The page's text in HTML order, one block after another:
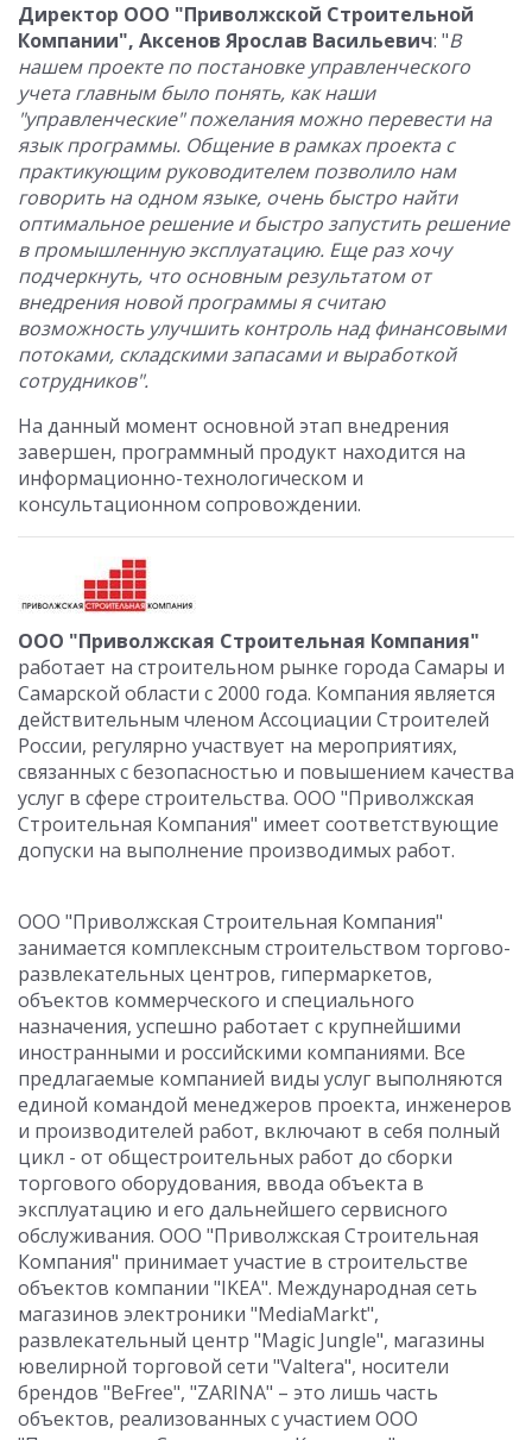
Директор ООО "Приволжской Строительной
Компании", Аксенов Ярослав Васильевич: "В
нашем проекте по постановке управленческого
учета главным было понять, как наши
"управленческие" пожелания можно перевести на
язык программы. Общение в рамках проекта с
практикующим руководителем позволило нам
говорить на одном языке, очень быстро найти
оптимальное решение и быстро запустить решение
в промышленную эксплуатацию. Еще раз хочу
подчеркнуть, что основным результатом от
внедрения новой программы я считаю
возможность улучшить контроль над финансовыми
потоками, складскими запасами и выработкой
сотрудников".
На данный момент основной этап внедрения
завершен, программный продукт находится на
информационно-технологическом и
консультационном сопровождении.
ООО "Приволжская Строительная Компания"
работает на строительном рынке города Самары и
Самарской области с 2000 года. Компания является
действительным членом Ассоциации Строителей
России, регулярно участвует на мероприятиях,
связанных с безопасностью и повышением качества
услуг в сфере строительства. ООО "Приволжская
Строительная Компания" имеет соответствующие
допуски на выполнение производимых работ.
ООО "Приволжская Строительная Компания"
занимается комплексным строительством торгово-
развлекательных центров, гипермаркетов,
объектов коммерческого и специального
назначения, успешно работает с крупнейшими
иностранными и российскими компаниями. Все
предлагаемые компанией виды услуг выполняются
единой командой менеджеров проекта, инженеров
и производителей работ, включают в себя полный
цикл - от общестроительных работ до сборки
торгового оборудования, ввода объекта в
эксплуатацию и его дальнейшего сервисного
обслуживания. ООО "Приволжская Строительная
Компания" принимает участие в строительстве
объектов компании "IKEA". Международная сеть
магазинов электроники "MediaMarkt",
развлекательный центр "Magic Jungle", магазины
ювелирной торговой сети "Valtera", носители
брендов "BeFree", "ZARINA" – это лишь часть
объектов, реализованных с участием ООО